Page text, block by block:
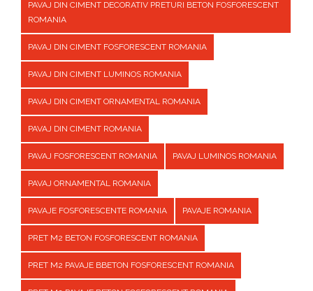
PAVAJ DIN CIMENT DECORATIV PRETURI BETON FOSFORESCENT
ROMANIA
PAVAJ DIN CIMENT FOSFORESCENT ROMANIA
PAVAJ DIN CIMENT LUMINOS ROMANIA
PAVAJ DIN CIMENT ORNAMENTAL ROMANIA
PAVAJ DIN CIMENT ROMANIA
PAVAJ FOSFORESCENT ROMANIA PAVAJ LUMINOS ROMANIA
PAVAJ ORNAMENTAL ROMANIA
PAVAJE FOSFORESCENTE ROMANIA PAVAJE ROMANIA
PRET M2 BETON FOSFORESCENT ROMANIA
PRET M2 PAVAJE BBETON FOSFORESCENT ROMANIA